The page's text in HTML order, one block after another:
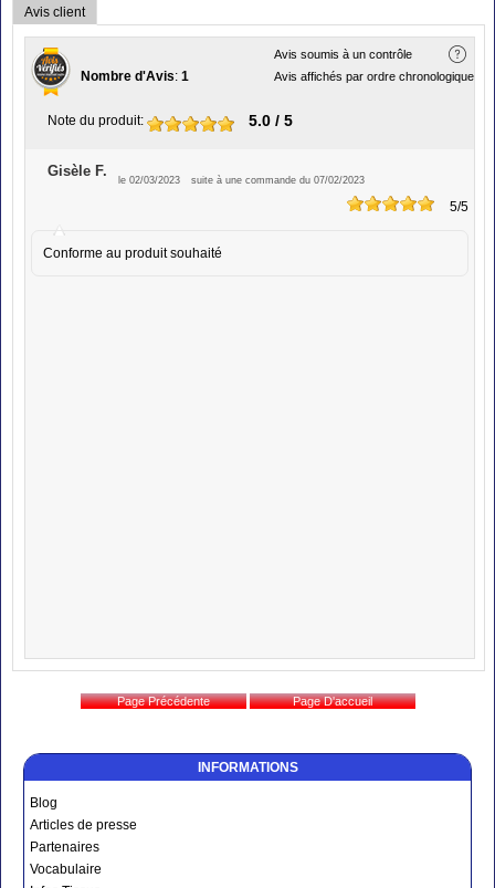
INFORMATIONS
Blog
Articles de presse
Partenaires
Vocabulaire
Avis client
Avis soumis à un contrôle
Avis affichés par ordre chronologique
Nombre d'Avis: 1
Note du produit: 5.0 / 5
Gisèle F.
le 02/03/2023 suite à une commande du 07/02/2023
5/5
Conforme au produit souhaité